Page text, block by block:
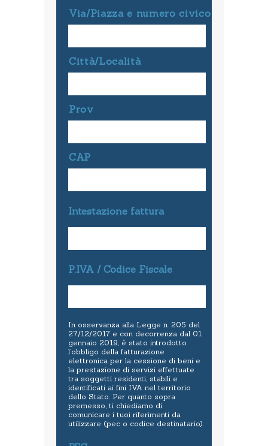
Via/Piazza e numero civico
Città/Località
Prov
CAP
Intestazione fattura
P.IVA / Codice Fiscale
In osservanza alla Legge n. 205 del
27/12/2017 e con decorrenza dal 01
gennaio 2019, è stato introdotto
l’obbligo della fatturazione
elettronica per la cessione di beni e
la prestazione di servizi effettuate
tra soggetti residenti, stabili e
identificati ai fini IVA nel territorio
dello Stato. Per quanto sopra
premesso, ti chiediamo di
comunicare i tuoi riferimenti da
utilizzare (pec o codice destinatario).